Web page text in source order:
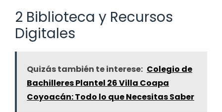
2 Biblioteca y Recursos
Digitales
Quizás también te interese: Colegio de
Bachilleres Plantel 26 Villa Coapa
Coyoacán: Todo lo que Necesitas Saber